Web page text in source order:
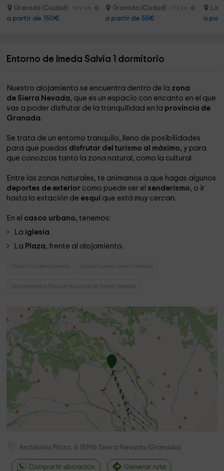
Granada (Ciudad) 19.9 km
a partir de 150€
Granada (Ciudad) 17.3 km
a partir de 55€
La
a
Entorno de Imeda Salvia 1 dormitorio
Nuestro alojamiento se encuentra dentro de la zona
de Sierra Nevada, que es un espacio con encanto en el que
vas a poder disfrutar de la tranquilidad en la provincia de
Granada.
Se trata de un entorno tranquilo, lleno de posibilidades
para que puedas disfrutar del turismo al máximo, y para
que conozcas tanto la zona natural, como la cultural.
Entre las zonas naturales, te animamos a que hagas algunos
deportes de exterior como puede ser el senderismo, o ir
hasta la estación de esquí que está muy cercan.
En el casco urbano,tenemos:
La iglesia.
La Plaza, frente al alojamiento.
Casas Rurales Granada Casas Rurales Sierra Nevada
Apartamentos Parque Nacional de Sierra Nevada
Andalucía Plaza, 6 18196 Sierra Nevada (Granada)
Compartir ubicación Generar ruta